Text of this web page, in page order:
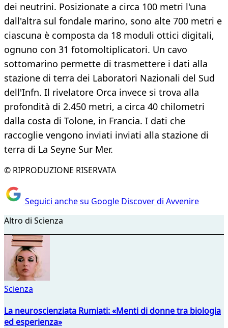
dei neutrini. Posizionate a circa 100 metri l'una
dall'altra sul fondale marino, sono alte 700 metri e
ciascuna è composta da 18 moduli ottici digitali,
ognuno con 31 fotomoltiplicatori. Un cavo
sottomarino permette di trasmettere i dati alla
stazione di terra dei Laboratori Nazionali del Sud
dell'Infn. Il rivelatore Orca invece si trova alla
profondità di 2.450 metri, a circa 40 chilometri
dalla costa di Tolone, in Francia. I dati che
raccoglie vengono inviati inviati alla stazione di
terra di La Seyne Sur Mer.
© RIPRODUZIONE RISERVATA
Seguici anche su Google Discover di Avvenire
Altro di Scienza
Scienza
La neuroscienziata Rumiati: «Menti di donne tra biologia
ed esperienza»